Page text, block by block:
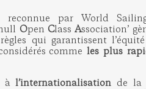
reconnue par World
Open ClassAssociation’
qui garantissent
commeles plus
àl’internationalisation de la